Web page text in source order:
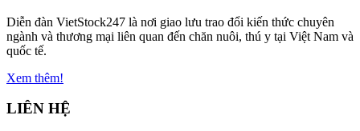
Diễn đàn VietStock247 là nơi giao lưu trao đổi kiến thức chuyên
ngành và thương mại liên quan đến chăn nuôi, thú y tại Việt Nam và
quốc tế.
Xem thêm!
LIÊN HỆ